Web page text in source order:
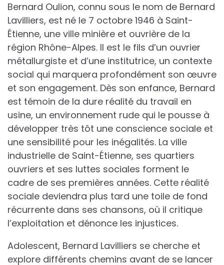
Bernard Oulion, connu sous le nom de Bernard
Lavilliers, est né le 7 octobre 1946 à Saint-
Étienne, une ville minière et ouvrière de la
région Rhône-Alpes. Il est le fils d’un ouvrier
métallurgiste et d’une institutrice, un contexte
social qui marquera profondément son œuvre
et son engagement. Dès son enfance, Bernard
est témoin de la dure réalité du travail en
usine, un environnement rude qui le pousse à
développer très tôt une conscience sociale et
une sensibilité pour les inégalités. La ville
industrielle de Saint-Étienne, ses quartiers
ouvriers et ses luttes sociales forment le
cadre de ses premières années. Cette réalité
sociale deviendra plus tard une toile de fond
récurrente dans ses chansons, où il critique
l’exploitation et dénonce les injustices.
Adolescent, Bernard Lavilliers se cherche et
explore différents chemins avant de se lancer